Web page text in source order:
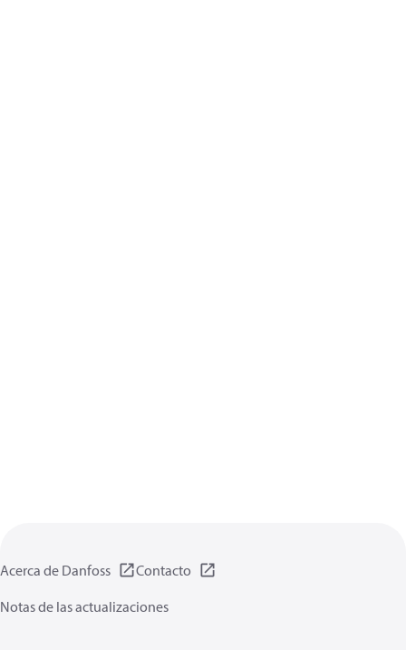
Acerca de Danfoss
Contacto
Notas de las actualizaciones